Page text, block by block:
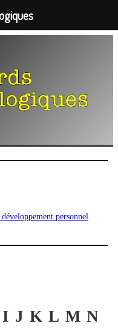
personnel
I J K L M N